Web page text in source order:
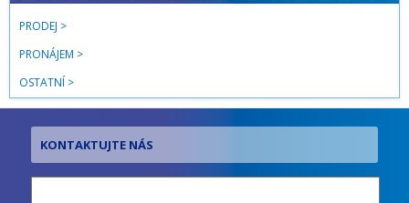
PRODEJ
PRONÁJEM
OSTATNÍ